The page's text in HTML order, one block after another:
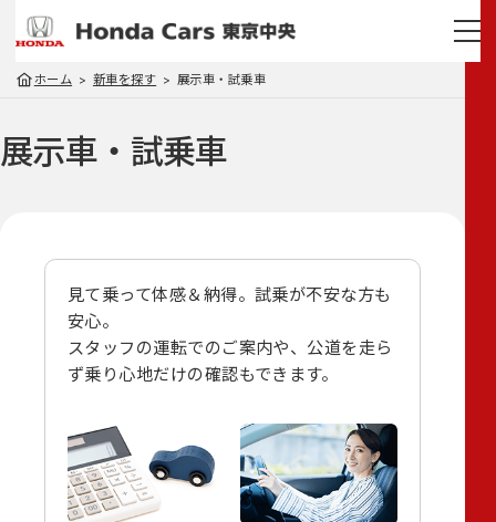
ホーム 新車を探す 展示車・試乗車
展示車・試乗車
見て乗って体感＆納得。試乗が不安な方も
安心。
スタッフの運転でのご案内や、 公道を走ら
ず乗り心地だけの確認もできます。